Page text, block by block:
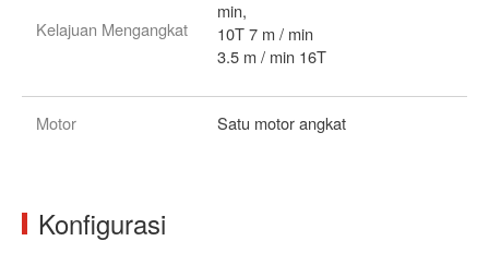
Kelajuan Mengangkat
min,
10T 7 m / min
3.5 m / min 16T
Motor Satu motor angkat
Konfigurasi